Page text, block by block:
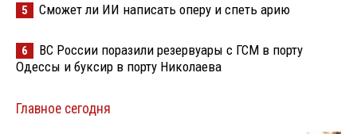
5 Сможет ли ИИ написать оперу и спеть арию
6
ВС России поразили резервуары с ГСМ в порту
Одессы и буксир в порту Николаева
Главное сегодня